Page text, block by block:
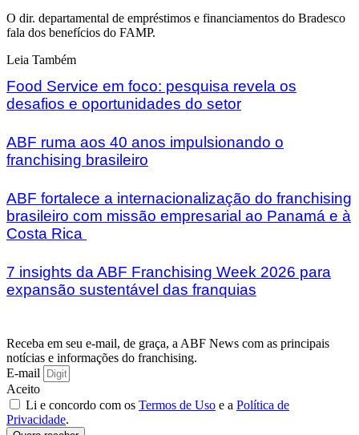
O dir. departamental de empréstimos e financiamentos do Bradesco
fala dos benefícios do FAMP.
Leia Também
Food Service em foco: pesquisa revela os
desafios e oportunidades do setor
ABF ruma aos 40 anos impulsionando o
franchising brasileiro
ABF fortalece a internacionalização do franchising
brasileiro com missão empresarial ao Panamá e à
Costa Rica
7 insights da ABF Franchising Week 2026 para
expansão sustentável das franquias
Receba em seu e-mail, de graça, a ABF News com as principais
notícias e informações do franchising.
E-mail
Aceito
Li e concordo com os Termos de Uso e a Política de
Privacidade.